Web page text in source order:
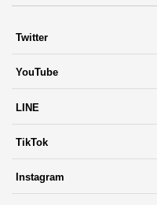
Twitter
YouTube
LINE
TikTok
Instagram